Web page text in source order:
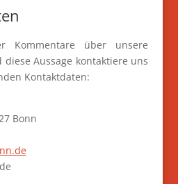
Kommentare über unsere
diese Aussage kontaktiere uns
Kontaktdaten:
Bonn